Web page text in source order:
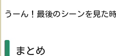
うーん！最後のシーンを見た
まとめ